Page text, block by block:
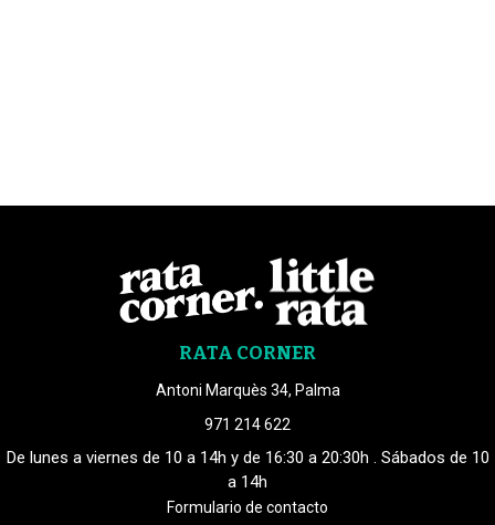
RATA CORNER
Antoni Marquès 34, Palma
971 214 622
De lunes a viernes de 10 a 14h y de 16:30 a 20:30h . Sábados de 10
a 14h
Formulario de contacto